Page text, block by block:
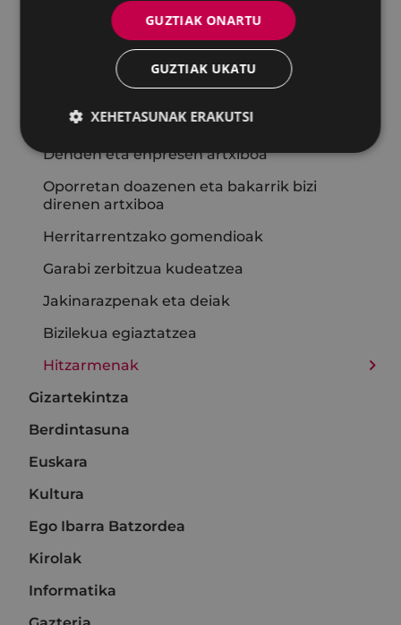
Udaltzaingoa
Zereginak eta zerbitzuak
Zerbitzu-karta
Galdutako gauzak
Denden eta enpresen artxiboa
Oporretan doazenen eta bakarrik bizi
direnen artxiboa
Herritarrentzako gomendioak
Garabi zerbitzua kudeatzea
Jakinarazpenak eta deiak
Bizilekua egiaztatzea
Hitzarmenak
Gizartekintza
Berdintasuna
Euskara
Kultura
Ego Ibarra Batzordea
Kirolak
Informatika
GUZTIAK ONARTU
GUZTIAK UKATU
XEHETASUNAK ERAKUTSI